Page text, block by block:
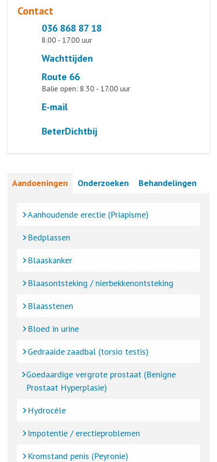
Contact
036 868 87 18
8.00 - 17.00 uur
Wachttijden
Route 66
Balie open: 8.30 - 17.00 uur
E-mail
BeterDichtbij
Aandoeningen Onderzoeken Behandelingen
Aanhoudende erectie (Priapisme)
Bedplassen
Blaaskanker
Blaasontsteking / nierbekkenontsteking
Blaasstenen
Bloed in urine
Gedraaide zaadbal (torsio testis)
Goedaardige vergrote prostaat (Benigne
Prostaat Hyperplasie)
Hydrocèle
Impotentie / erectieproblemen
Kromstand penis (Peyronie)